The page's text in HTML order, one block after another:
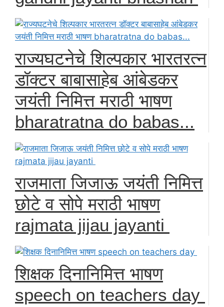
राज्यघटनेचे शिल्पकार भारतरत्न
डॉक्टर बाबासाहेब आंबेडकर
जयंती निमित्त मराठी भाषण
bharatratna do babas...
राजमाता जिजाऊ जयंती निमित्त
छोटे व सोपे मराठी भाषण
rajmata jijau jayanti
शिक्षक दिनानिमित्त भाषण
speech on teachers day